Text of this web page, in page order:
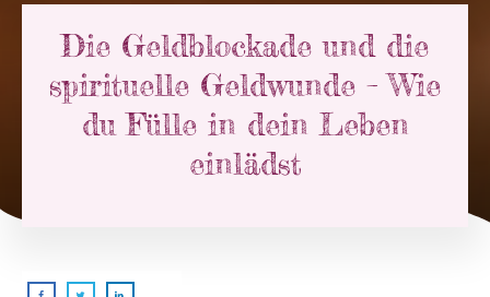
Die Geldblockade und die
spirituelle Geldwunde – Wie
du Fülle in dein Leben
einlädst